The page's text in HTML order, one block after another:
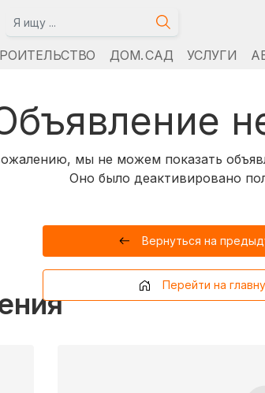
ДОМ. САД УСЛУГИ
мы не можем показать
Оно было деактивировано
Вернуться на
Перейти на